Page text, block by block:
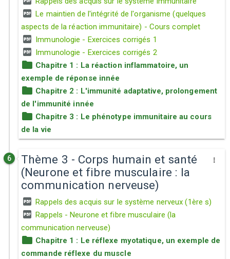
Le maintien de l'intégrité de l'organisme (quelques
aspects de la réaction immunitaire) - Cours complet
Immunologie - Exercices corrigés 1
Immunologie - Exercices corrigés 2
Chapitre 1 : La réaction inflammatoire, un
exemple de réponse innée
Chapitre 2 : L'immunité adaptative, prolongement
de l'immunité innée
Chapitre 3 : Le phénotype immunitaire au cours
de la vie
6
Thème 3 - Corps humain et santé
(Neurone et fibre musculaire : la
communication nerveuse)
Rappels des acquis sur le système nerveux (1ère s)
Rappels - Neurone et fibre musculaire (la
communication nerveuse)
Chapitre 1 : Le réflexe myotatique, un exemple de
commande réflexe du muscle